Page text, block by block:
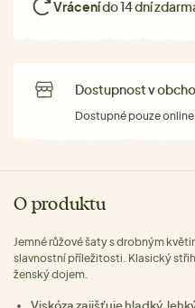
Vrácenído 14 dní
Dostupnost v
Dostupné pouze online
O produktu
Jemné růžové šaty s drobným
slavnostní příležitosti. Klasický
ženský dojem.
Viskóza zajišťuje hladký,